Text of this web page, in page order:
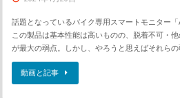
話題となっているバイク専用スマートモニター
この製品は基本性能は高いものの、脱着不可・
が最大の弱点。しかし、やろうと思えばそれら
動画と記事